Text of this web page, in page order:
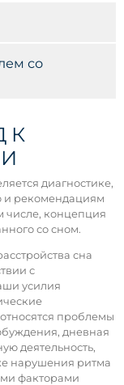
со
К
диагностике,
и рекомендациям
числе, концепция
со сном.
сна
с
усилия
проблемы
дневная
деятельность,
нарушения ритма
факторами